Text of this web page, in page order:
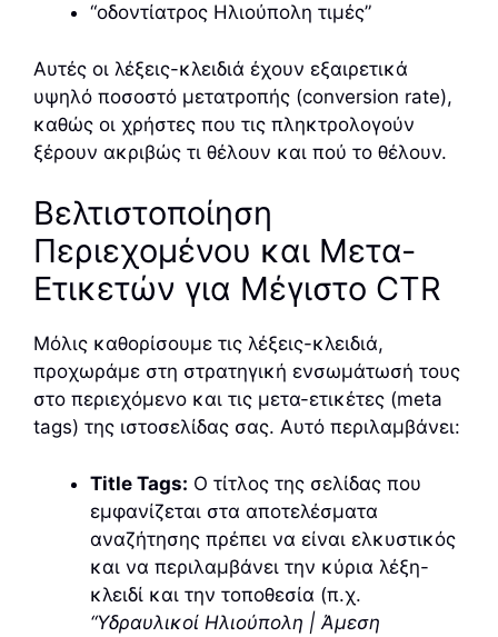
“οδοντίατρος Ηλιούπολη τιμές”
Αυτές οι λέξεις-κλειδιά έχουν εξαιρετικά
υψηλό ποσοστό μετατροπής (conversion rate),
καθώς οι χρήστες που τις πληκτρολογούν
ξέρουν ακριβώς τι θέλουν και πού το θέλουν.
Βελτιστοποίηση
Περιεχομένου και Μετα-
Ετικετών για Μέγιστο CTR
Μόλις καθορίσουμε τις λέξεις-κλειδιά,
προχωράμε στη στρατηγική ενσωμάτωσή τους
στο περιεχόμενο και τις μετα-ετικέτες (meta
tags) της ιστοσελίδας σας. Αυτό περιλαμβάνει:
Title Tags: Ο τίτλος της σελίδας που
εμφανίζεται στα αποτελέσματα
αναζήτησης πρέπει να είναι ελκυστικός
και να περιλαμβάνει την κύρια λέξη-
κλειδί και την τοποθεσία (π.χ.
“Υδραυλικοί Ηλιούπολη | Άμεση